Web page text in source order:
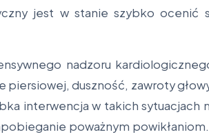
jest w stanie szybko ocenić
nadzoru
duszność, zawroty
interwencja w takich sytuacjach
poważnym